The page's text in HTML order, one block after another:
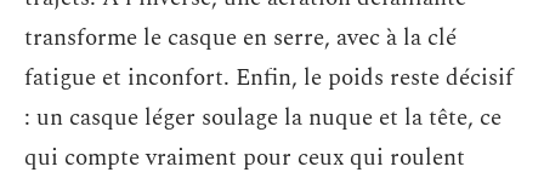
transforme le casque en serre, avec à la clé
fatigue et inconfort. Enfin, le poids reste décisif
: un casque léger soulage la nuque et la tête, ce
qui compte vraiment pour ceux qui roulent